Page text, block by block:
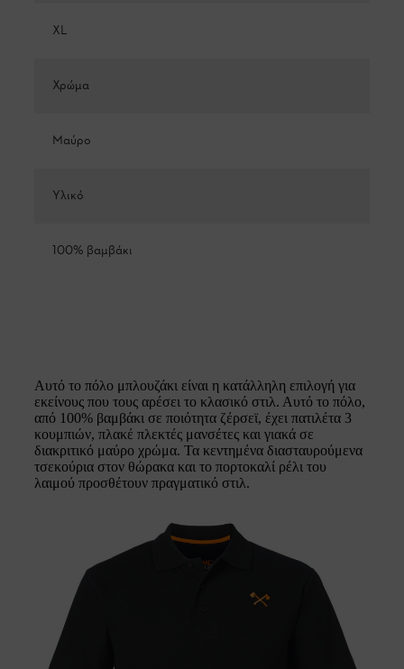
XL
Χρώμα
Μαύρο
Υλικό
100% βαμβάκι
Αυτό το πόλο μπλουζάκι είναι η κατάλληλη επιλογή για
εκείνους που τους αρέσει το κλασικό στιλ. Αυτό το πόλο,
από 100% βαμβάκι σε ποιότητα ζέρσεϊ, έχει πατιλέτα 3
κουμπιών, πλακέ πλεκτές μανσέτες και γιακά σε
διακριτικό μαύρο χρώμα. Τα κεντημένα διασταυρούμενα
τσεκούρια στον θώρακα και το πορτοκαλί ρέλι του
λαιμού προσθέτουν πραγματικό στιλ.